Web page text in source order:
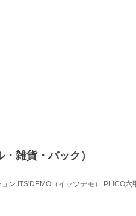
雑貨・バック）
ン ITS'DEMO（イッツデモ） PLiCO六